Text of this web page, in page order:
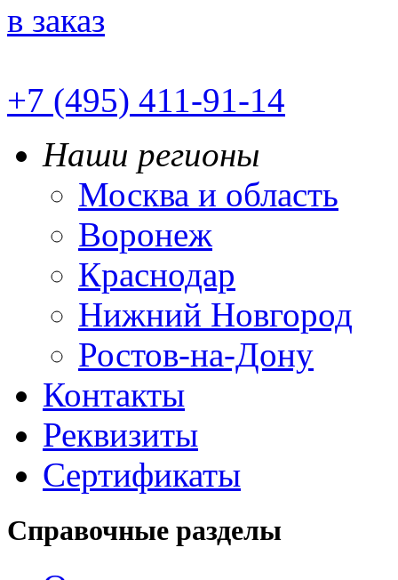
в заказ
+7 (495) 411-91-14
Наши регионы
Москва и область
Воронеж
Краснодар
Нижний Новгород
Ростов-на-Дону
Контакты
Реквизиты
Сертификаты
Справочные разделы